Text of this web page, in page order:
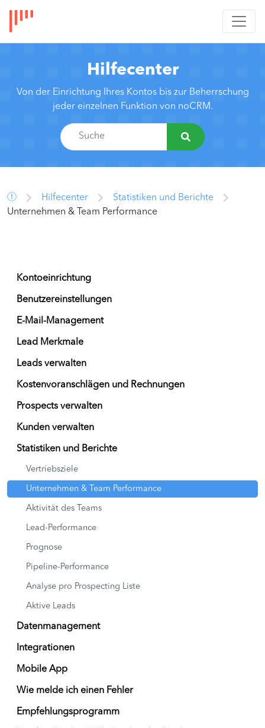
Hilfecenter
Von der Einrichtung Ihres Kontos bis zur Beherrschung
jeder einzelnen Funktion von noCRM.
Hilfecenter
Statistiken und Berichte
Unternehmen & Team Performance
Kontoeinrichtung
Benutzereinstellungen
E-Mail-Management
Lead Merkmale
Leads verwalten
Kostenvoranschlägen und Rechnungen
Prospects verwalten
Kunden verwalten
Statistiken und Berichte
Vertriebsziele
Unternehmen & Team Performance
Aktivität des Teams
Lead-Performance
Prognose
Pipeline-Performance
Analyse pro Prospecting Liste
Aktive Leads
Datenmanagement
Integrationen
Mobile App
Wie melde ich einen Fehler
Empfehlungsprogramm